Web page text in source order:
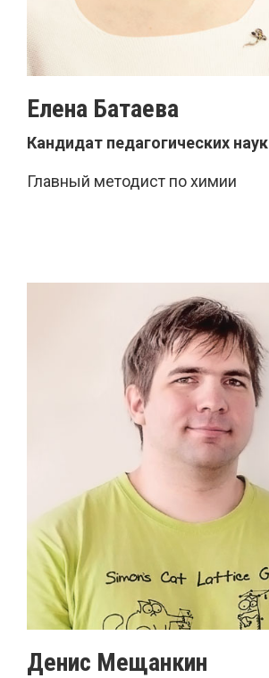
Елена Батаева
Кандидат педагогических наук
Главный методист по химии
Денис Мещанкин